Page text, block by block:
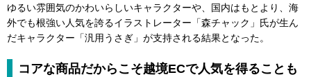
ゆるい雰囲気のかわいらしいキャラクターや、国内はもとより、海
外でも根強い人気を誇るイラストレーター「森チャック」氏が生ん
だキャラクター「汎用うさぎ」が支持される結果となった。
コアな商品だからこそ越境ECで人気を得ることも